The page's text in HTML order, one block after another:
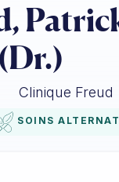
(Dr.)
Clinique Freud
SOINS